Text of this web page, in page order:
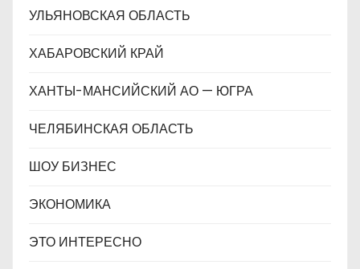
УЛЬЯНОВСКАЯ ОБЛАСТЬ
ХАБАРОВСКИЙ КРАЙ
ХАНТЫ-МАНСИЙСКИЙ АО — ЮГРА
ЧЕЛЯБИНСКАЯ ОБЛАСТЬ
ШОУ БИЗНЕС
ЭКОНОМИКА
ЭТО ИНТЕРЕСНО